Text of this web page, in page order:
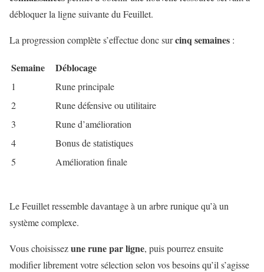
débloquer la ligne suivante du Feuillet.
La progression complète s’effectue donc surcinq semaines :
Semaine Déblocage
1
Rune principale
2
Rune défensive ou utilitaire
3
Rune d’amélioration
4
Bonus de statistiques
5
Amélioration finale
Le Feuillet ressemble davantage à un arbre runique qu’à un
système complexe.
Vous choisissezune rune par ligne, puis pourrez ensuite
modifier librement votre sélection selon vos besoins qu’il s’agisse